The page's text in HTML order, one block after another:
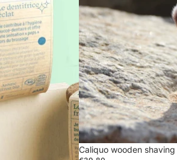
Caliquo wooden